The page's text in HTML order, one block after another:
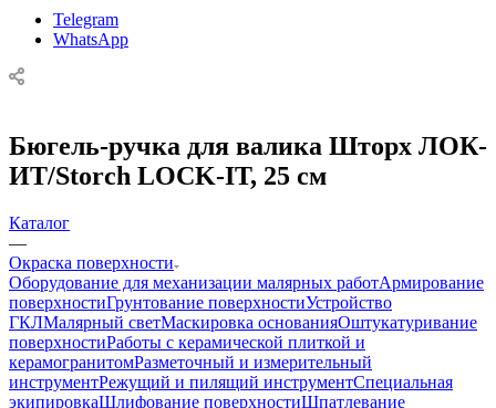
Telegram
WhatsApp
Бюгель-ручка для валика Шторх ЛОК-
ИТ/Storch LOCK-IT, 25 см
Каталог
—
Окраска поверхности
Оборудование для механизации малярных работАрмирование
поверхностиГрунтование поверхностиУстройство
ГКЛМалярный светМаскировка основанияОштукатуривание
поверхностиРаботы с керамической плиткой и
керамогранитомРазметочный и измерительный
инструментРежущий и пилящий инструментСпециальная
экипировкаШлифование поверхностиШпатлевание